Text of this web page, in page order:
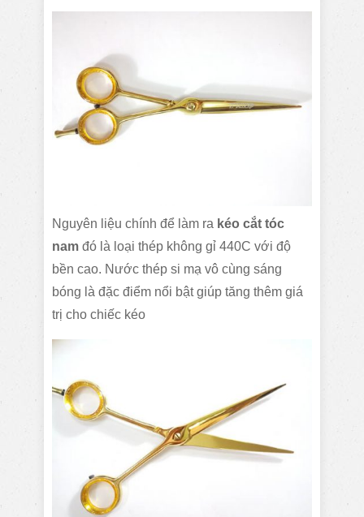
Nguyên liệu chính để làm ra kéo cắt tóc
nam đó là loại thép không gỉ 440C với độ
bền cao. Nước thép si mạ vô cùng sáng
bóng là đặc điểm nổi bật giúp tăng thêm giá
trị cho chiếc kéo